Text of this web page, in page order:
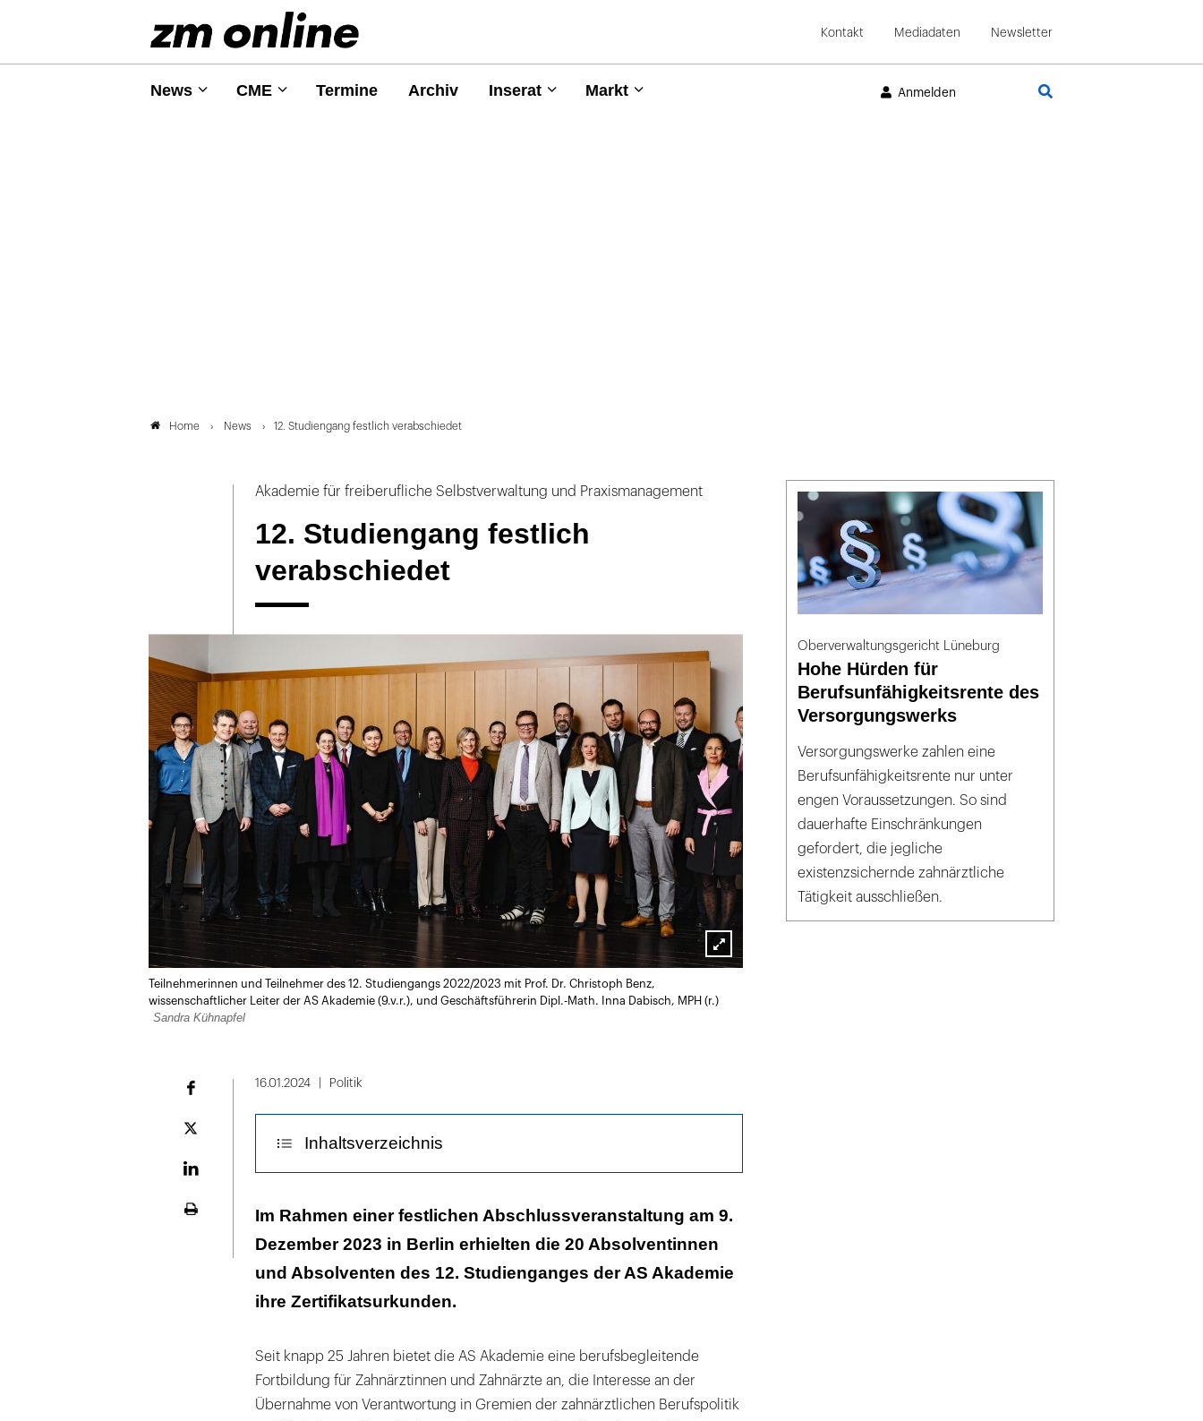
Kontakt Mediadaten Newsletter
News CME Termine Archiv Inserat Markt Anmelden
Home News 12. Studiengang festlich verabschiedet
Akademie für freiberufliche Selbstverwaltung und Praxismanagement
12. Studiengang festlich
verabschiedet
Lightbox
öffnen
Teilnehmerinnen und Teilnehmer des 12. Studiengangs 2022/2023 mit Prof. Dr. Christoph Benz,
wissenschaftlicher Leiter der AS Akademie (9.v.r.), und Geschäftsführerin Dipl.-Math. Inna Dabisch, MPH (r.)
Sandra Kühnapfel
Plattform
16.01.2024 Politik
Inhaltsverzeichnis
Fortentwicklung der Standespolitik gehört zum „Geist der AS
Ist ökonomisches Handeln auch ethisches Handeln?
Aktuelle Themen der Zertifikatsarbeiten
Im Rahmen einer festlichen Abschlussveranstaltung am 9.
Dezember 2023 in Berlin erhielten die 20 Absolventinnen
und Absolventen des 12. Studienganges der AS Akademie
ihre Zertifikatsurkunden.
Seit knapp 25 Jahren bietet die AS Akademie eine berufsbegleitende
Fortbildung für Zahnärztinnen und Zahnärzte an, die Interesse an der
Übernahme von Verantwortung in Gremien der zahnärztlichen Berufspolitik
Oberverwaltungsgericht Lüneburg
Hohe Hürden für
Berufsunfähigkeitsrente des
Versorgungswerks
Versorgungswerke zahlen eine
Berufsunfähigkeitsrente nur unter
engen Voraussetzungen. So sind
dauerhafte Einschränkungen
gefordert, die jegliche
existenzsichernde zahnärztliche
Tätigkeit ausschließen.